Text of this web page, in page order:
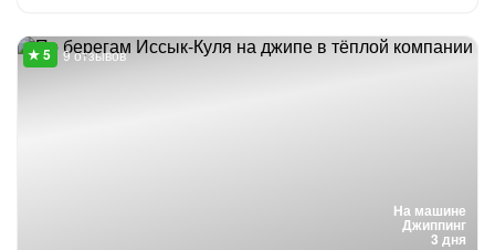
На машине
Джиппинг
3 дня
9 отзывов